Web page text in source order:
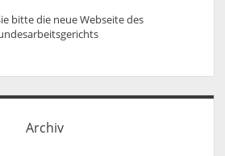
bitte die neue Webseite des
Archiv